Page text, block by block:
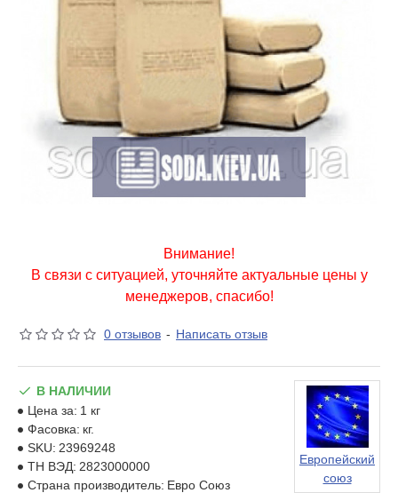
Внимание!
В связи с ситуацией, уточняйте актуальные цены у
менеджеров, спасибо!
0 отзывов - Написать отзыв
В НАЛИЧИИ
Цена за: 1 кг
Фасовка: кг.
SKU: 23969248
ТН ВЭД: 2823000000
Страна производитель: Евро Союз
Европейский
союз